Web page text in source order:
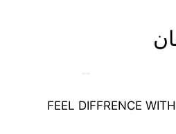
FEEL DIFFRENCE